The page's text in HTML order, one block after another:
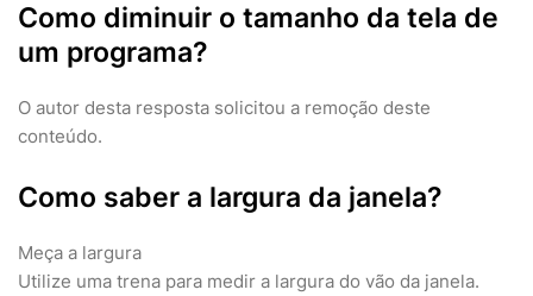
Como diminuir o tamanho da tela de
um programa?
O autor desta resposta solicitou a remoção deste
conteúdo.
Como saber a largura da janela?
Meça a largura
Utilize uma trena para medir a largura do vão da janela.